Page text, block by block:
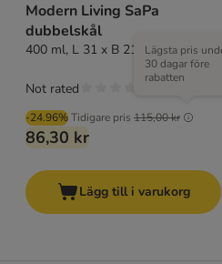
Modern Living SaPa
dubbelskål
400 ml, L 31 x B 21 x H 5,5 cm
-24.96%Tidigare pris 115,00 kr
Lägsta pris
30 dagar före
rabatten
86,30 kr
Not rated
Lägg till i varukorg